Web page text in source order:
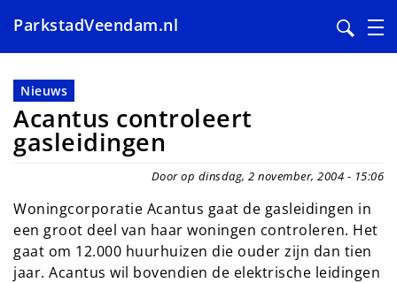
en
naar
de
inhoud
ParkstadVeendam.nl
Nieuws
Acantus controleert
gasleidingen
Door op dinsdag, 2 november, 2004 - 15:06
Woningcorporatie Acantus gaat de gasleidingen in
een groot deel van haar woningen controleren. Het
gaat om 12.000 huurhuizen die ouder zijn dan tien
jaar. Acantus wil bovendien de elektrische leidingen